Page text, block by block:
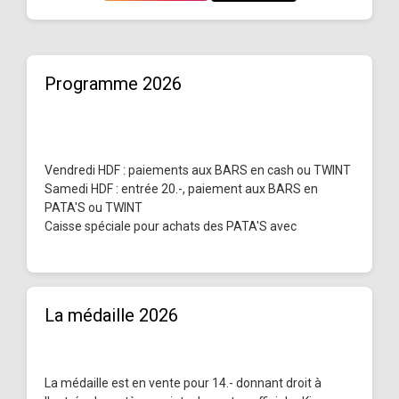
Programme 2026
Vendredi HDF : paiements aux BARS en cash ou TWINT
Samedi HDF : entrée 20.-, paiement aux BARS en
PATA'S ou TWINT
Caisse spéciale pour achats des PATA'S avec
La médaille 2026
La médaille est en vente pour 14.- donnant droit à